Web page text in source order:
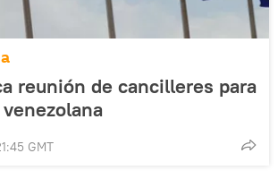
reunión de cancilleres para
GMT